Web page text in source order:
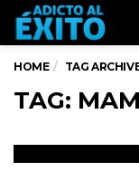
HOME TAG
TAG: